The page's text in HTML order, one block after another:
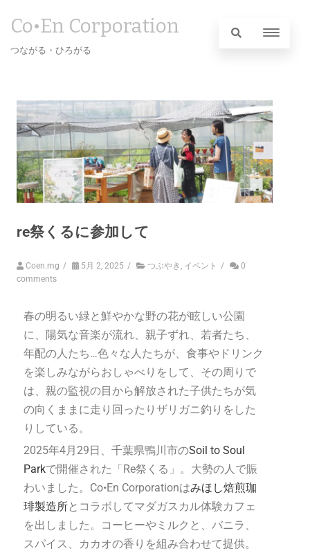
Co•En Corporation
つながる・ひろがる
re祭くるに参加して
Coen.mg / 5月 2, 2025 / つぶやき イベント /
0
comments
春の明るい緑と鮮やかな野の花が眩しい公園
に、陽気な音楽が流れ、親子ずれ、若者たち、
年配の人たち…色々な人たちが、食事やドリンク
を楽しみながらおしゃべりをして、その周りで
は、親の監視の目から解放された子供たちが気
の向くままに走り回ったりザリガニ釣りをした
りしている。
2025年4月29日、千葉県鴨川市のSoil to Soul
Parkで開催された「Re祭くる」。大勢の人で賑
わいました。Co•En Corporationはみほし焙煎珈
琲製造所とコラボしてマダガスカル体験カフェ
を出しました。コーヒーやミルクと、バニラ、
スパイス、カカオの香りを組み合わせて提供。